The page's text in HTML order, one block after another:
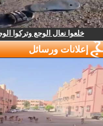
خلعوا نعال الوجع وتركوا
إعلانات ورسائل